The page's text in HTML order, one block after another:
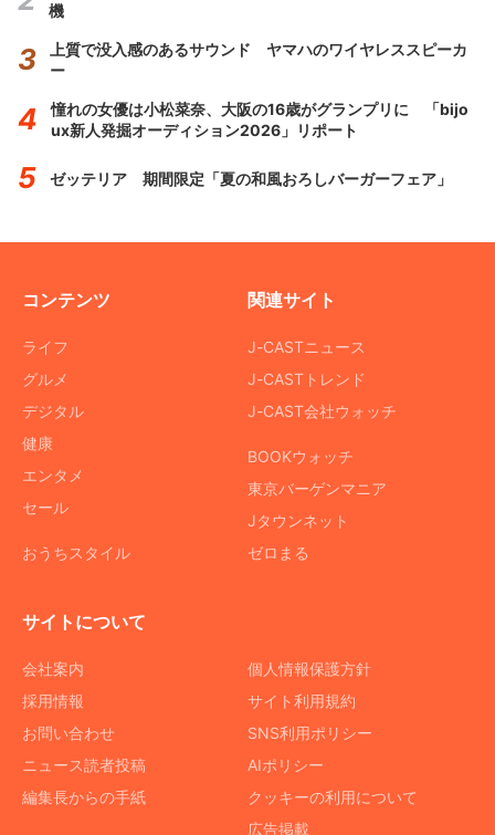
機
上質で没入感のあるサウンド ヤマハのワイヤレススピーカ
ー
憧れの女優は小松菜奈、大阪の16歳がグランプリに 「bijo
ux新人発掘オーディション2026」リポート
ゼッテリア 期間限定「夏の和風おろしバーガーフェア」
コンテンツ
ライフ
グルメ
デジタル
健康
エンタメ
セール
おうちスタイル
関連サイト
J-CASTニュース
J-CASTトレンド
J-CAST会社ウォッチ
BOOKウォッチ
東京バーゲンマニア
Jタウンネット
ゼロまる
サイトについて
会社案内
採用情報
お問い合わせ
ニュース読者投稿
編集長からの手紙
個人情報保護方針
サイト利用規約
SNS利用ポリシー
AIポリシー
クッキーの利用について
広告掲載